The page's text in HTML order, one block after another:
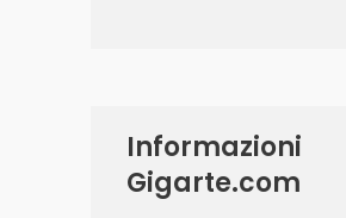
Informazioni
Gigarte.com